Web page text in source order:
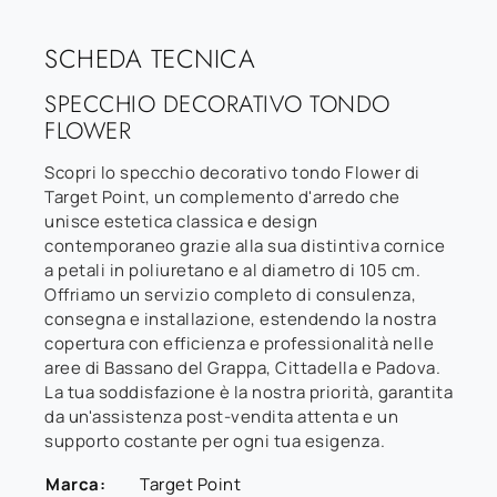
SCHEDA TECNICA
SPECCHIO DECORATIVO TONDO
FLOWER
Scopri lo specchio decorativo tondo Flower di
Target Point, un complemento d'arredo che
unisce estetica classica e design
contemporaneo grazie alla sua distintiva cornice
a petali in poliuretano e al diametro di 105 cm.
Offriamo un servizio completo di consulenza,
consegna e installazione, estendendo la nostra
copertura con efficienza e professionalità nelle
aree di Bassano del Grappa, Cittadella e Padova.
La tua soddisfazione è la nostra priorità, garantita
da un'assistenza post-vendita attenta e un
supporto costante per ogni tua esigenza.
Marca:
Target Point